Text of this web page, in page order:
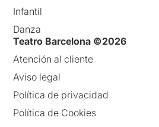
Infantil
Danza
Teatro Barcelona ©2026
Atención al cliente
Aviso legal
Política de privacidad
Política de Cookies